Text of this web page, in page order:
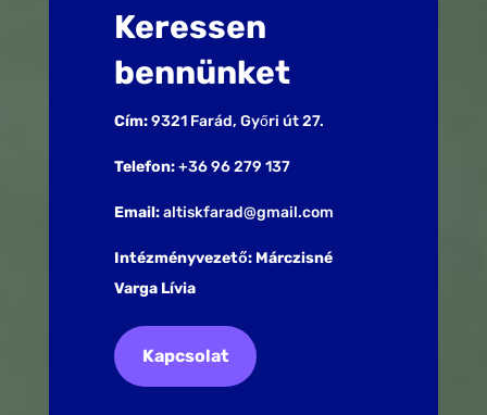
Keressen
bennünket
Cím:9321 Farád, Győri út 27.
Telefon:+36 96 279 137
Email:altiskfarad@gmail.com
Intézményvezető: Márczisné
Varga Lívia
Kapcsolat